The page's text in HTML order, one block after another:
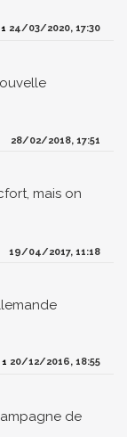
1 24/03/2020, 17:30
28/02/2018, 17:51
mais on
19/04/2017, 11:18
1 20/12/2016, 18:55
de